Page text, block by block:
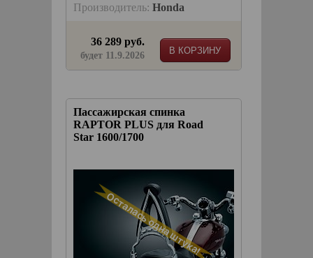
Производитель: Honda
В КОРЗИНУ
36 289 руб.
будет 11.9.2026
Пассажирская спинка
RAPTOR PLUS для Road
Star 1600/1700
Осталась одна штука!